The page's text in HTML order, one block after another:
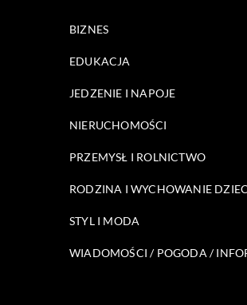
BIZNES
EDUKACJA
JEDZENIE I NAPOJE
NIERUCHOMOŚCI
PRZEMYSŁ I ROLNICTWO
RODZINA I WYCHOWANIE
STYL I MODA
WIADOMOŚCI / POGODA /